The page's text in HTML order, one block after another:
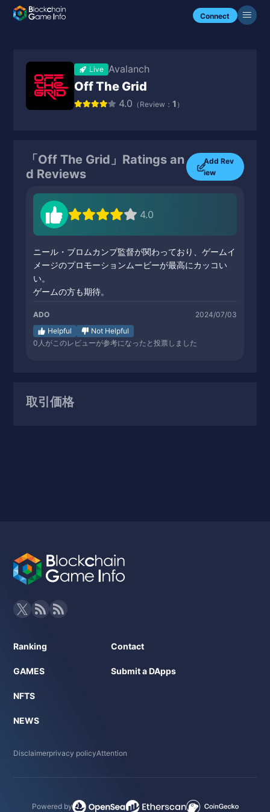
Connect
Live Avalanch
Off The Grid
4.0 （Review： 1 ）
「Off The Grid」Ratings an
d Reviews
Add Rev
iew
4.0
ニール・ブロムカンプ監督が関わっており、ゲームイ
メージのプロモーションムービーが最高にカッコい
い。
ゲームの方も期待。
ADO
2024/07/03
Helpful
Not Helpful
0 人がこのレビューが参考になったと投票しました
取引価格
Ranking
GAMES
NFTS
NEWS
Contact
Submit a DApps
Disclaimerprivacy policyAttention
Powered by